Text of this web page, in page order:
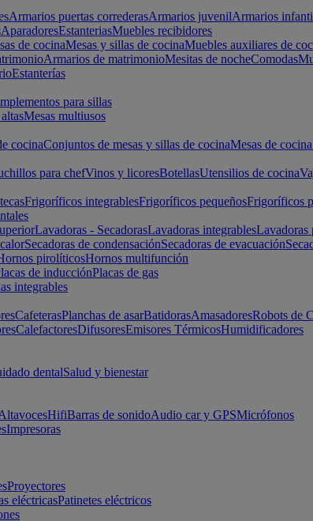
Armarios puertas correderasArmarios juvenilArmarios
AparadoresEstanteriasMuebles recibidores
de cocinaMesas y sillas de cocinaMuebles auxiliares de
Armarios de matrimonioMesitas de nocheComodas
Estanterías
para sillas
Mesas multiusos
cocinaConjuntos de mesas y sillas de cocinaMesas de cocina
para chefVinos y licoresBotellasUtensilios de cocina
Frigoríficos integrablesFrigoríficos pequeñosFrigoríficos
Lavadoras - SecadorasLavadoras integrablesLavadoras
Secadoras de condensaciónSecadoras de evacuación
pirolíticosHornos multifunción
de inducciónPlacas de gas
integrables
CafeterasPlanchas de asarBatidorasAmasadoresRobots de
CalefactoresDifusoresEmisores TérmicosHumidificadores
dentalSalud y bienestar
HifiBarras de sonidoAudio car y GPSMicrófonos
Impresoras
Proyectores
eléctricasPatinetes eléctricos